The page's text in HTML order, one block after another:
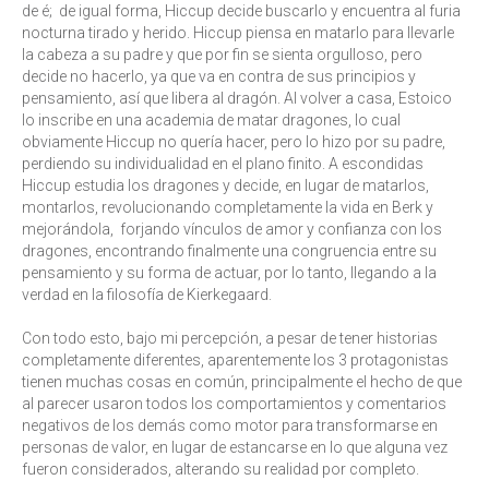
de é; de igual forma, Hiccup decide buscarlo y encuentra al furia
nocturna tirado y herido. Hiccup piensa en matarlo para llevarle
la cabeza a su padre y que por fin se sienta orgulloso, pero
decide no hacerlo, ya que va en contra de sus principios y
pensamiento, así que libera al dragón. Al volver a casa, Estoico
lo inscribe en una academia de matar dragones, lo cual
obviamente Hiccup no quería hacer, pero lo hizo por su padre,
perdiendo su individualidad en el plano finito. A escondidas
Hiccup estudia los dragones y decide, en lugar de matarlos,
montarlos, revolucionando completamente la vida en Berk y
mejorándola, forjando vínculos de amor y confianza con los
dragones, encontrando finalmente una congruencia entre su
pensamiento y su forma de actuar, por lo tanto, llegando a la
verdad en la filosofía de Kierkegaard.
Con todo esto, bajo mi percepción, a pesar de tener historias
completamente diferentes, aparentemente los 3 protagonistas
tienen muchas cosas en común, principalmente el hecho de que
al parecer usaron todos los comportamientos y comentarios
negativos de los demás como motor para transformarse en
personas de valor, en lugar de estancarse en lo que alguna vez
fueron considerados, alterando su realidad por completo.